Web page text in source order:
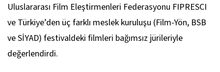
Uluslararası Film Eleştirmenleri Federasyonu FIPRESCI
ve Türkiye’den üç farklı meslek kuruluşu (Film-Yön, BSB
ve SİYAD) festivaldeki filmleri bağımsız jürileriyle
değerlendirdi.